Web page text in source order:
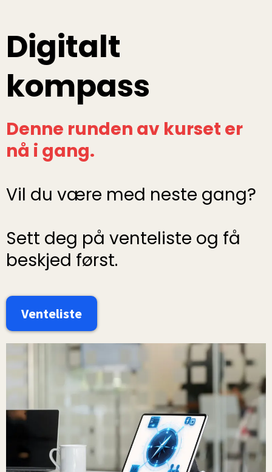
Digitalt
kompass
Denne runden av kurset er
nå i gang.
Vil du være med neste gang?
Sett deg på venteliste og få
beskjed først.
Venteliste